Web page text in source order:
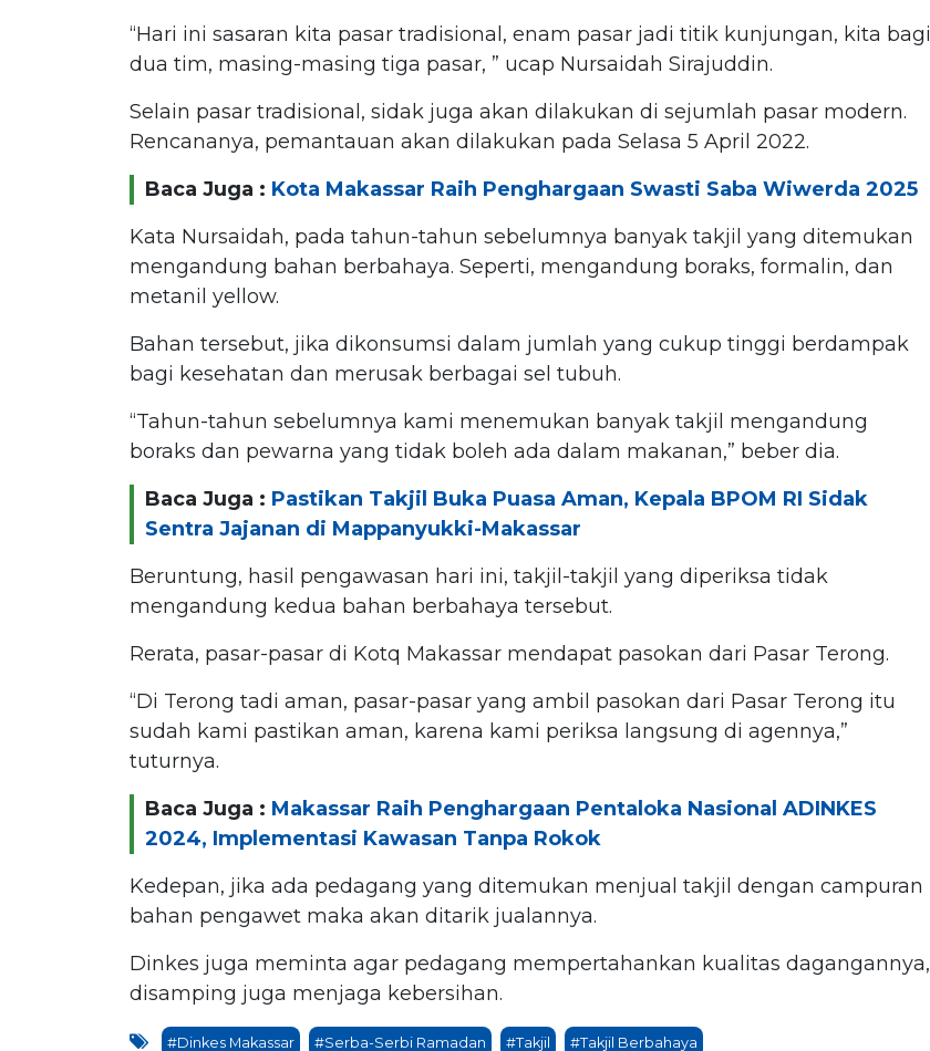
“Hari ini sasaran kita pasar tradisional, enam pasar jadi titik kunjungan, kita bagi
dua tim, masing-masing tiga pasar, ” ucap Nursaidah Sirajuddin.
Selain pasar tradisional, sidak juga akan dilakukan di sejumlah pasar modern.
Rencananya, pemantauan akan dilakukan pada Selasa 5 April 2022.
Baca Juga : Kota Makassar Raih Penghargaan Swasti Saba Wiwerda 2025
Kata Nursaidah, pada tahun-tahun sebelumnya banyak takjil yang ditemukan
mengandung bahan berbahaya. Seperti, mengandung boraks, formalin, dan
metanil yellow.
Bahan tersebut, jika dikonsumsi dalam jumlah yang cukup tinggi berdampak
bagi kesehatan dan merusak berbagai sel tubuh.
“Tahun-tahun sebelumnya kami menemukan banyak takjil mengandung
boraks dan pewarna yang tidak boleh ada dalam makanan,” beber dia.
Baca Juga : Pastikan Takjil Buka Puasa Aman, Kepala BPOM RI Sidak
Sentra Jajanan di Mappanyukki-Makassar
Beruntung, hasil pengawasan hari ini, takjil-takjil yang diperiksa tidak
mengandung kedua bahan berbahaya tersebut.
Rerata, pasar-pasar di Kotq Makassar mendapat pasokan dari Pasar Terong.
“Di Terong tadi aman, pasar-pasar yang ambil pasokan dari Pasar Terong itu
sudah kami pastikan aman, karena kami periksa langsung di agennya,”
tuturnya.
Baca Juga : Makassar Raih Penghargaan Pentaloka Nasional ADINKES
2024, Implementasi Kawasan Tanpa Rokok
Kedepan, jika ada pedagang yang ditemukan menjual takjil dengan campuran
bahan pengawet maka akan ditarik jualannya.
Dinkes juga meminta agar pedagang mempertahankan kualitas dagangannya,
disamping juga menjaga kebersihan.
#Dinkes Makassar #Serba-Serbi Ramadan #Takjil #Takjil Berbahaya